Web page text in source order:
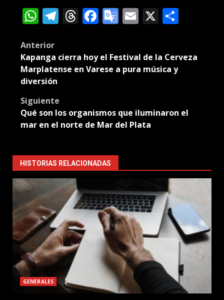
WhatsApp
Telegram
Threads
Facebook
Google
Email
X
Post
navigation
Anterior
Kapanga cierra hoy el Festival de la Cerveza
Marplatense en Varese a pura música y
diversión
Siguiente
Qué son los organismos que iluminaron el
mar en el norte de Mar del Plata
HISTORIAS RELACIONADAS
GENERALES